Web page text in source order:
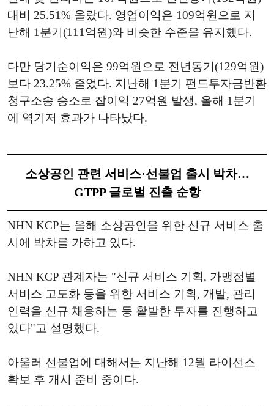
대비 25.51% 올랐다. 영업이익은 109억원으로 지
난해 1분기(111억원)와 비슷한 수준을 유지했다.
다만 당기순이익은 99억원으로 전년동기(129억원)
보다 23.25% 줄었다. 지난해 1분기 펀드투자금반환
청구소송 승소로 잡이익 27억원 발생, 올해 1분기
에 역기저 효과가 나타났다.
소상공인 관련 서비스·선불업 출시 박차…
GTPP 글로벌 진출 순항
NHN KCP는 올해 소상공인을 위한 신규 서비스 출
시에 박차를 가하고 있다.
NHN KCP 관계자는 "신규 서비스 기획, 가맹점별
서비스 고도화 등을 위한 서비스 기획, 개발, 관리
인력을 신규 채용하는 등 활발한 투자를 진행하고
있다"고 설명했다.
아울러 선불업에 대해서는 지난해 12월 라이선스
확보 후 개시 준비 중이다.